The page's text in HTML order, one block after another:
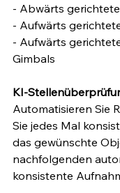
- Abwärts
- Aufwärts
- Aufwärts
Gimbals
KI-
Automatisieren Sie
Sie jedes Mal
das gewünschte
nachfolgenden
konsistente